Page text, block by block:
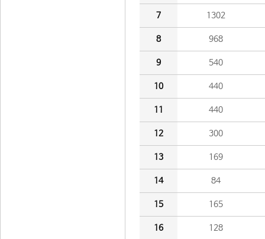
7 1302
8 968
9 540
10 440
11 440
12 300
13 169
14 84
15 165
16 128